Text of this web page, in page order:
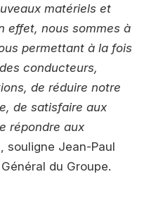
matériels et
effet, nous sommes à
permettant à la fois
conducteurs,
de réduire notre
de satisfaire aux
répondre aux
, souligne Jean-Paul
du Groupe.